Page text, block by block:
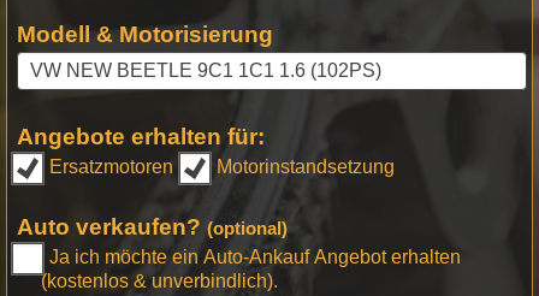
Modell & Motorisierung
Angebote erhalten für:
Ersatzmotoren Motorinstandsetzung
Auto verkaufen? (optional)
Ja ich möchte ein Auto-Ankauf Angebot erhalten
(kostenlos & unverbindlich).